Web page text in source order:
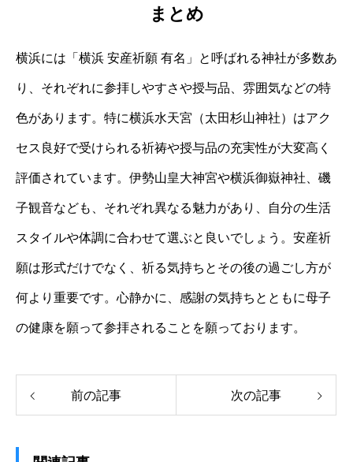
まとめ
横浜には「横浜 安産祈願 有名」と呼ばれる神社が多数あ
り、それぞれに参拝しやすさや授与品、雰囲気などの特
色があります。特に横浜水天宮（太田杉山神社）はアク
セス良好で受けられる祈祷や授与品の充実性が大変高く
評価されています。伊勢山皇大神宮や横浜御嶽神社、磯
子観音なども、それぞれ異なる魅力があり、自分の生活
スタイルや体調に合わせて選ぶと良いでしょう。安産祈
願は形式だけでなく、祈る気持ちとその後の過ごし方が
何より重要です。心静かに、感謝の気持ちとともに母子
の健康を願って参拝されることを願っております。
前の記事 次の記事